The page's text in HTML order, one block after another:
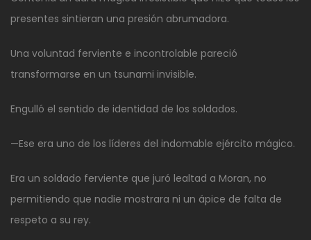
presentes sintieran una presión abrumadora.
Una voluntad ferviente e incontrolable pareció
transformarse en un tsunami invisible.
Engulló el sentido de identidad de los soldados.
—Ese era uno de los líderes del indomable ejército mágico.
Era un soldado ferviente que juró lealtad a Moran, no
permitiendo que nadie mostrara ni un ápice de falta de
respeto a su rey.